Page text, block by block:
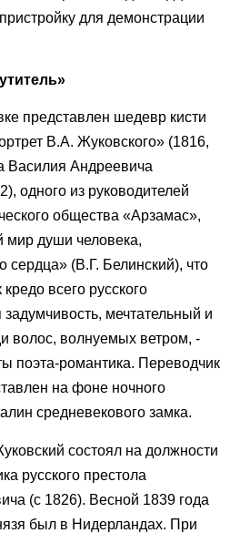
для демонстрации
представлен шедевр кисти
В.А. Жуковского» (1816,
Василия Андреевича
одного из руководителей
общества «Арзамас»,
мир души человека,
сердца» (В.Г. Белинский), что
всего русского
мечтательный и
волос, волнуемых ветром, -
поэта-романтика. Переводчик
на фоне ночного
средневекового замка.
состоял на должности
русского престола
(с 1826). Весной 1839 года
был в Нидерландах. При